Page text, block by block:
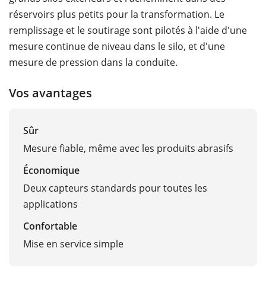
réservoirs plus petits pour la transformation. Le
remplissage et le soutirage sont pilotés à l'aide d'une
mesure continue de niveau dans le silo, et d'une
mesure de pression dans la conduite.
Vos avantages
Sûr
Mesure fiable, même avec les produits abrasifs
Économique
Deux capteurs standards pour toutes les
applications
Confortable
Mise en service simple